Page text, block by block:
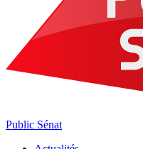
Public Sénat